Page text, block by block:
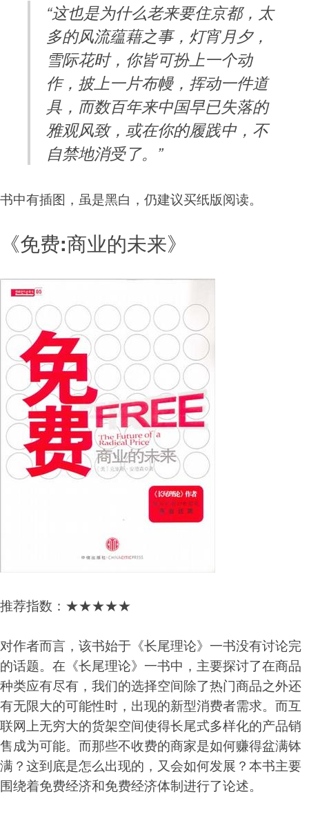
“这也是为什么老来要住京都，太
多的风流蕴藉之事，灯宵月夕，
雪际花时，你皆可扮上一个动
作，披上一片布幔，挥动一件道
具，而数百年来中国早已失落的
雅观风致，或在你的履践中，不
自禁地消受了。”
书中有插图，虽是黑白，仍建议买纸版阅读。
《免费:商业的未来》
推荐指数：★★★★★
对作者而言，该书始于《长尾理论》一书没有讨论完
的话题。在《长尾理论》一书中，主要探讨了在商品
种类应有尽有，我们的选择空间除了热门商品之外还
有无限大的可能性时，出现的新型消费者需求。而互
联网上无穷大的货架空间使得长尾式多样化的产品销
售成为可能。而那些不收费的商家是如何赚得盆满钵
满？这到底是怎么出现的，又会如何发展？本书主要
围绕着免费经济和免费经济体制进行了论述。